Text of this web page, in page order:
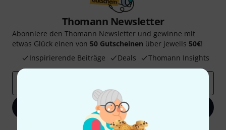
Thomann Newsletter
Abonniere den Thomann Newsletter und gewinne mit
etwas Glück einen von 50 Gutscheinen über jeweils 50€!
Inspirierende Beiträge
Deals Thomann Insights
Jetzt anmelden